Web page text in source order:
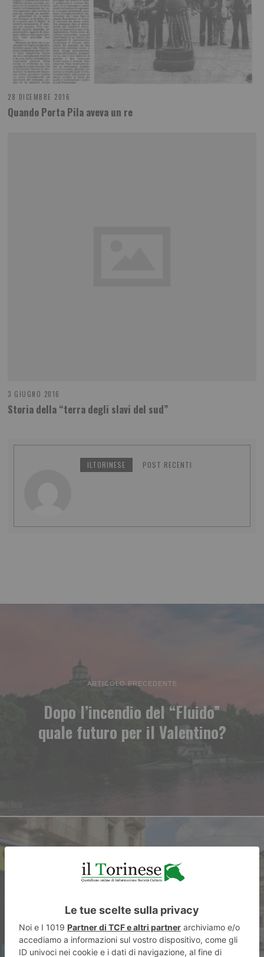
28 DICEMBRE 2016
Quando Porta Pila aveva un re
3 GIUGNO 2016
Storia della “terra degli slavi del sud”
ILTORINESE POST RECENTI
ARTICOLO PRECEDENTE
Dopo l’incendio del “Fluido”
quale futuro per il Valentino?
Mezzi pubblici, un venerdì nero
per lo sciopero di 24 ore